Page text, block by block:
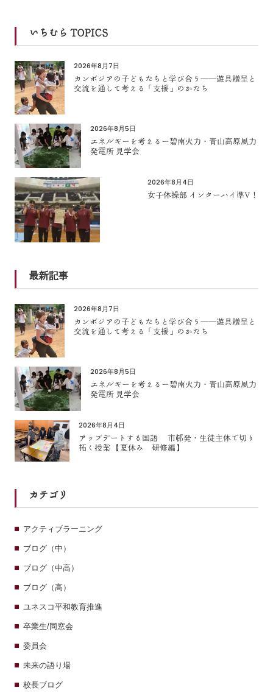
いちむら TOPICS
2026年8月7日
カンボジアの子どもたちと学び合う――遊具贈呈と
交流を通して考える「支援」のかたち
2026年8月5日
エネルギーを考えるー碧南火力・青山高原風力
発電所 見学会
2026年8月4日
女子体操部 インターハイ準V！
最新記事
2026年8月7日
カンボジアの子どもたちと学び合う――遊具贈呈と
交流を通して考える「支援」のかたち
2026年8月5日
エネルギーを考えるー碧南火力・青山高原風力
発電所 見学会
2026年8月4日
アップデートする国語 市邨発・生徒主体で切り
拓く授業 【夏休み 研修編】
カテゴリ
アクティブラーニング
ブログ（中）
ブログ（中高）
ブログ（高）
ユネスコ平和教育推進
卒業生/同窓会
委員会
未来の語り場
校長ブログ